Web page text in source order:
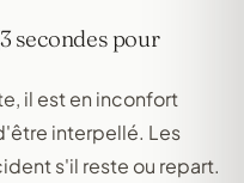
secondes pour
il est en inconfort
interpellé. Les
s'il reste ou repart.